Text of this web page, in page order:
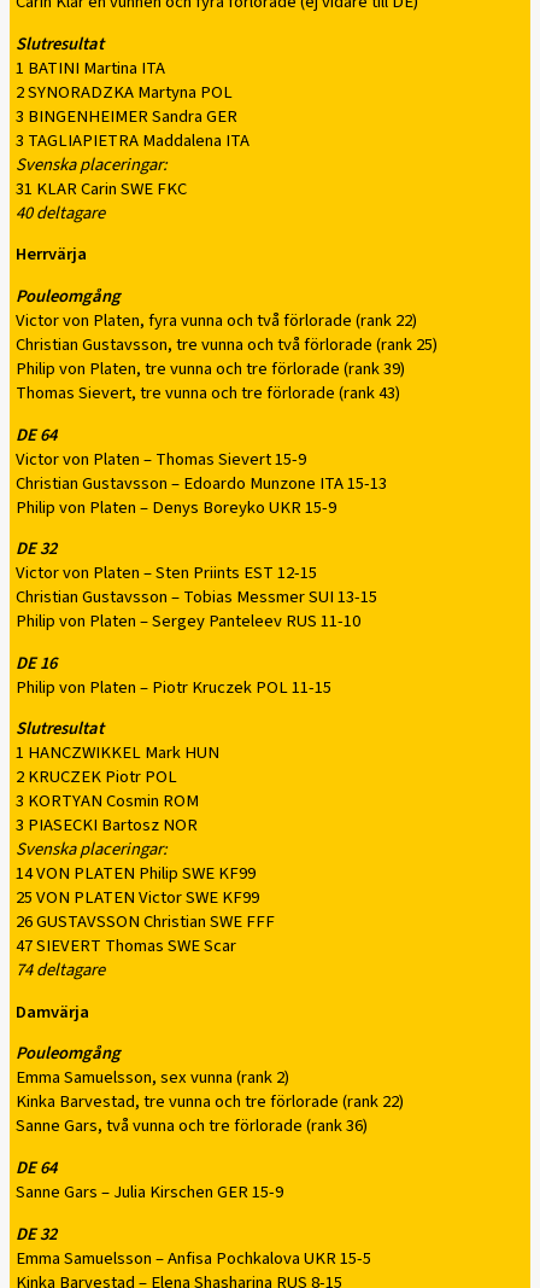
Slutresultat
1 BATINI Martina ITA
2 SYNORADZKA Martyna POL
3 BINGENHEIMER Sandra GER
3 TAGLIAPIETRA Maddalena ITA
Svenska placeringar:
31 KLAR Carin SWE FKC
40 deltagare
Herrvärja
Pouleomgång
Victor von Platen, fyra vunna och två förlorade (rank 22)
Christian Gustavsson, tre vunna och två förlorade (rank 25)
Philip von Platen, tre vunna och tre förlorade (rank 39)
Thomas Sievert, tre vunna och tre förlorade (rank 43)
DE 64
Victor von Platen – Thomas Sievert 15-9
Christian Gustavsson – Edoardo Munzone ITA 15-13
Philip von Platen – Denys Boreyko UKR 15-9
DE 32
Victor von Platen – Sten Priints EST 12-15
Christian Gustavsson – Tobias Messmer SUI 13-15
Philip von Platen – Sergey Panteleev RUS 11-10
DE 16
Philip von Platen – Piotr Kruczek POL 11-15
Slutresultat
1 HANCZWIKKEL Mark HUN
2 KRUCZEK Piotr POL
3 KORTYAN Cosmin ROM
3 PIASECKI Bartosz NOR
Svenska placeringar:
14 VON PLATEN Philip SWE KF99
25 VON PLATEN Victor SWE KF99
26 GUSTAVSSON Christian SWE FFF
47 SIEVERT Thomas SWE Scar
74 deltagare
Damvärja
Pouleomgång
Emma Samuelsson, sex vunna (rank 2)
Kinka Barvestad, tre vunna och tre förlorade (rank 22)
Sanne Gars, två vunna och tre förlorade (rank 36)
DE 64
Sanne Gars – Julia Kirschen GER 15-9
DE 32
Emma Samuelsson – Anfisa Pochkalova UKR 15-5
Kinka Barvestad – Elena Shasharina RUS 8-15